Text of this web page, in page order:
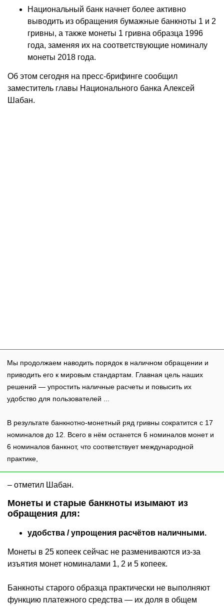
Национальный банк начнет более активно
выводить из обращения бумажные банкноты 1 и 2
гривны, а также монеты 1 гривна образца 1996
года, заменяя их на соответствующие номиналу
монеты 2018 года.
Об этом сегодня на пресс-брифинге сообщил
заместитель главы Национального банка Алексей
Шабан.
Мы продолжаем наводить порядок в наличном обращении и
приводить его к мировым стандартам. Главная цель наших
решений — упростить наличные расчеты и повысить их
удобство для пользователей ...
В результате банкнотно-монетный ряд гривны сократится с 17
номиналов до 12. Всего в нём останется 6 номиналов монет и
6 номиналов банкнот, что соответствует международной
практике,
– отметил Шабан.
Монеты и старые банкноты изымают из
обращения для:
удобства / упрощения расчётов наличными.
Монеты в 25 копеек сейчас не размениваются из-за
изъятия монет номиналами 1, 2 и 5 копеек.
Банкноты старого образца практически не выполняют
функцию платежного средства — их доля в общем